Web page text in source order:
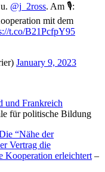
u. @j_2ross. Am 🎙️:
mit dem
t.co/B21PcfpY95
January 9, 2023
und Frankreich
für politische Bildung
“Nähe der
Vertrag die
Kooperation erleichtert –